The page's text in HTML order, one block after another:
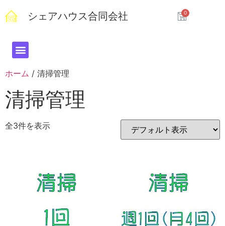
シェアハウス合同会社
ホーム / 清掃管理
清掃管理
全3件を表示